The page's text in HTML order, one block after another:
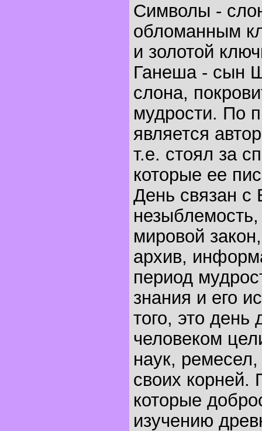
Символы -
обломанным
и золотой
Ганеша - сын
слона,
мудрости. По
является
т.е. стоял за
которые ее
День связан с
незыблемость,
мировой
архив,
период
знания и его
того, это день
человеком
наук,
своих
которые
изучению